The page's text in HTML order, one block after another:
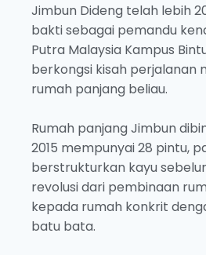
Jimbun Dideng telah lebih
bakti sebagai pemandu
Putra Malaysia Kampus
berkongsi kisah perjalanan
rumah panjang beliau.
Rumah panjang Jimbun
2015 mempunyai 28 pintu,
berstrukturkan kayu
revolusi dari pembinaan
kepada rumah konkrit
batu bata.